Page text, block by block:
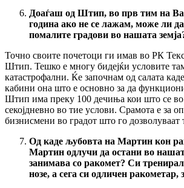
Доаѓаш од Штип, во прв тим на
година ако не се лажам, може ли да
помалите градови во нашата
Точно своите почетоци ги имав во РК
Штип. Тешко е многу бидејќи условите
катастрофални. Ќе започнам од салата
кабини она што е основно за да
Штип има преку 100 дечиња кои што се во
секојдневно во тие услови. Срамота е за
бизнисмени во градот што го дозволуваат
Од каде љубовта на Мартин кон
Мартин одлучи да остани во
занимава со ракомет? Си
нозе, а сега си одличен ракометар,